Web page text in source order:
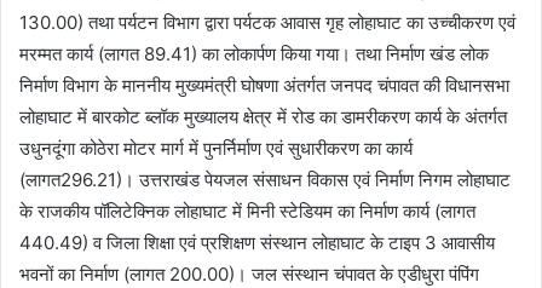
130.00) तथा पर्यटन विभाग द्वारा पर्यटक आवास गृह लोहाघाट का उच्चीकरण एवं
मरम्मत कार्य (लागत 89.41) का लोकार्पण किया गया। तथा निर्माण खंड लोक
निर्माण विभाग के माननीय मुख्यमंत्री घोषणा अंतर्गत जनपद चंपावत की विधानसभा
लोहाघाट में बारकोट ब्लॉक मुख्यालय क्षेत्र में रोड का डामरीकरण कार्य के अंतर्गत
उधुनदूंगा कोठेरा मोटर मार्ग में पुनर्निर्माण एवं सुधारीकरण का कार्य
(लागत296.21)। उत्तराखंड पेयजल संसाधन विकास एवं निर्माण निगम लोहाघाट
के राजकीय पॉलिटेक्निक लोहाघाट में मिनी स्टेडियम का निर्माण कार्य (लागत
440.49) व जिला शिक्षा एवं प्रशिक्षण संस्थान लोहाघाट के टाइप 3 आवासीय
भवनों का निर्माण (लागत 200.00)। जल संस्थान चंपावत के एडीधुरा पंपिंग